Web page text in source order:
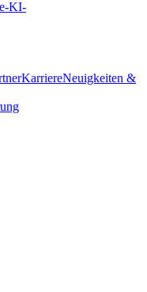
KI-
KarriereNeuigkeiten &